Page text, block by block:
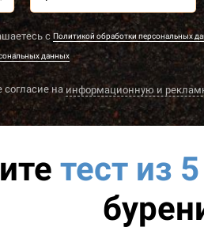
сПолитикой обработки персональных
данных
согласие наинформационную и
тест из